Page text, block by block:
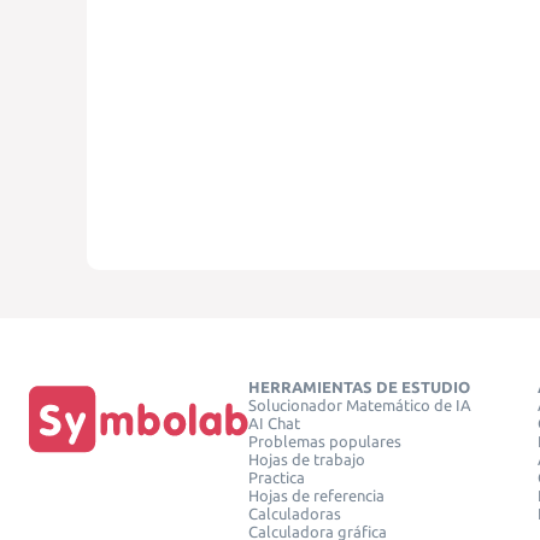
HERRAMIENTAS DE ESTUDIO
Solucionador Matemático de IA
AI Chat
Problemas populares
Hojas de trabajo
Practica
Hojas de referencia
Calculadoras
Calculadora gráfica